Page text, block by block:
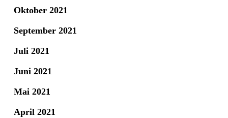
Oktober 2021
September 2021
Juli 2021
Juni 2021
Mai 2021
April 2021